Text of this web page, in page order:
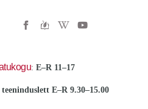
W
i
e
a
Y
o
:E–R 11–17
E–R 9.30–15.00